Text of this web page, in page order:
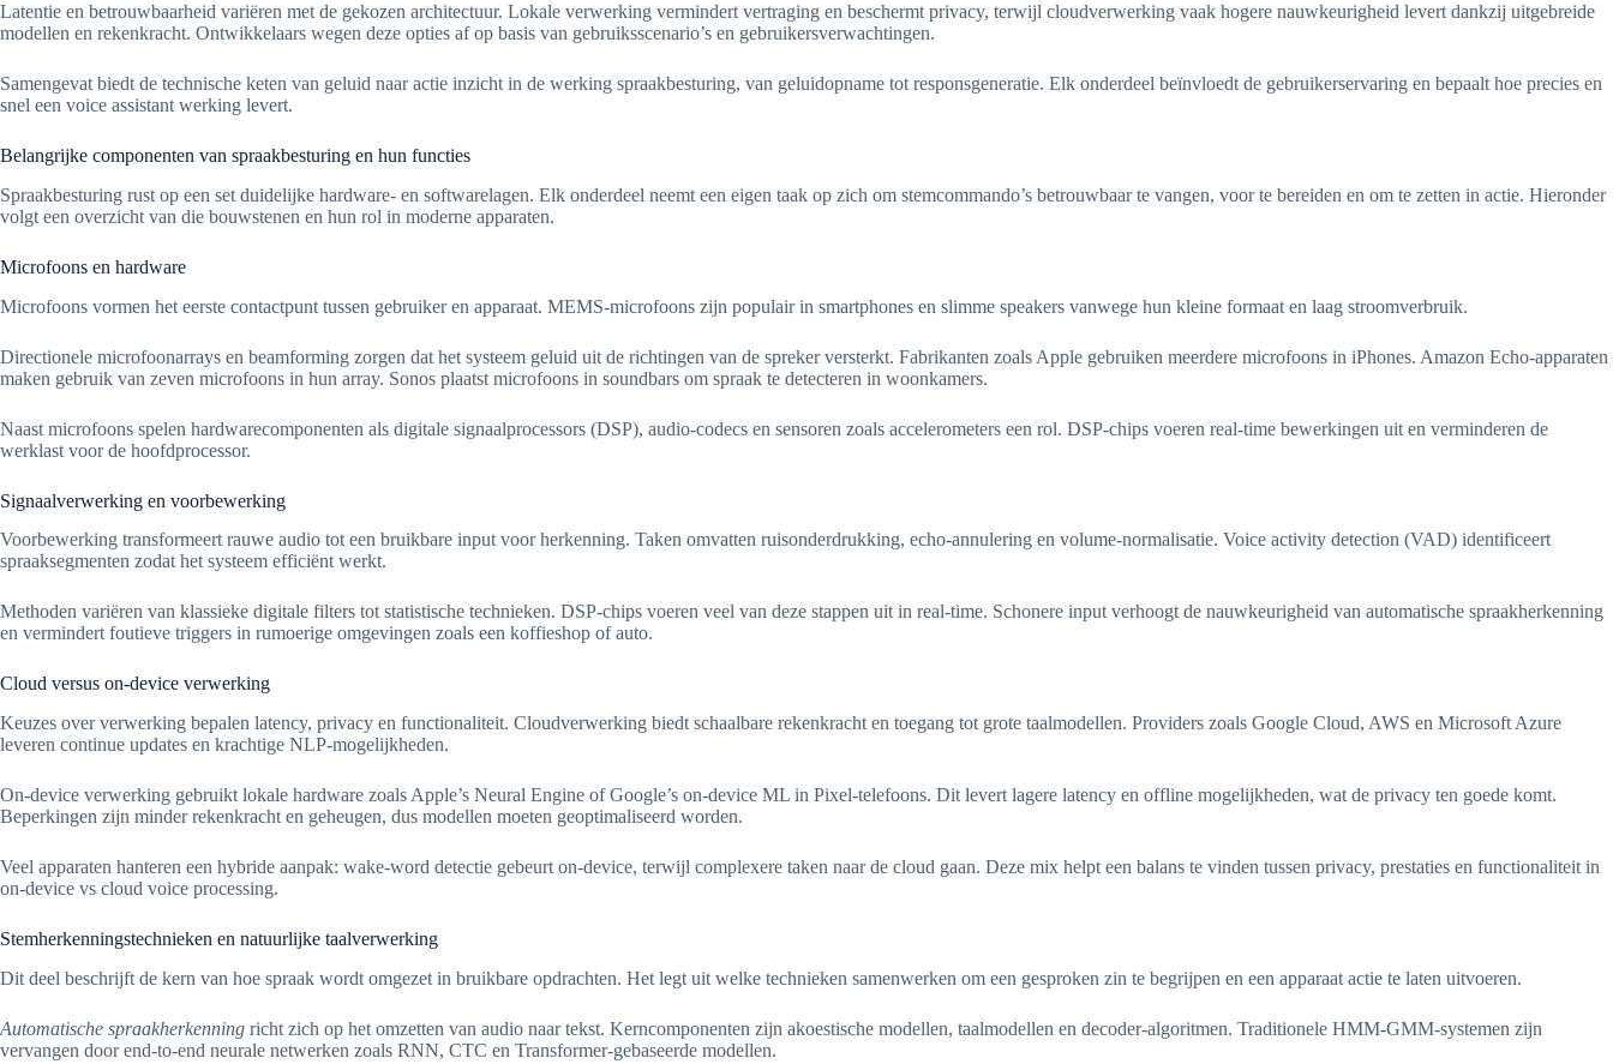
Latentie en betrouwbaarheid variëren met de gekozen architectuur. Lokale verwerking vermindert vertraging en beschermt privacy, terwijl cloudverwerking vaak hogere nauwkeurigheid levert dankzij uitgebreide
modellen en rekenkracht. Ontwikkelaars wegen deze opties af op basis van gebruiksscenario’s en gebruikersverwachtingen.
Samengevat biedt de technische keten van geluid naar actie inzicht in de werking spraakbesturing, van geluidopname tot responsgeneratie. Elk onderdeel beïnvloedt de gebruikerservaring en bepaalt hoe precies en
snel een voice assistant werking levert.
Belangrijke componenten van spraakbesturing en hun functies
Spraakbesturing rust op een set duidelijke hardware- en softwarelagen. Elk onderdeel neemt een eigen taak op zich om stemcommando’s betrouwbaar te vangen, voor te bereiden en om te zetten in actie. Hieronder
volgt een overzicht van die bouwstenen en hun rol in moderne apparaten.
Microfoons en hardware
Microfoons vormen het eerste contactpunt tussen gebruiker en apparaat. MEMS-microfoons zijn populair in smartphones en slimme speakers vanwege hun kleine formaat en laag stroomverbruik.
Directionele microfoonarrays en beamforming zorgen dat het systeem geluid uit de richtingen van de spreker versterkt. Fabrikanten zoals Apple gebruiken meerdere microfoons in iPhones. Amazon Echo-apparaten
maken gebruik van zeven microfoons in hun array. Sonos plaatst microfoons in soundbars om spraak te detecteren in woonkamers.
Naast microfoons spelen hardwarecomponenten als digitale signaalprocessors (DSP), audio-codecs en sensoren zoals accelerometers een rol. DSP-chips voeren real-time bewerkingen uit en verminderen de
werklast voor de hoofdprocessor.
Signaalverwerking en voorbewerking
Voorbewerking transformeert rauwe audio tot een bruikbare input voor herkenning. Taken omvatten ruisonderdrukking, echo-annulering en volume-normalisatie. Voice activity detection (VAD) identificeert
spraaksegmenten zodat het systeem efficiënt werkt.
Methoden variëren van klassieke digitale filters tot statistische technieken. DSP-chips voeren veel van deze stappen uit in real-time. Schonere input verhoogt de nauwkeurigheid van automatische spraakherkenning
en vermindert foutieve triggers in rumoerige omgevingen zoals een koffieshop of auto.
Cloud versus on-device verwerking
Keuzes over verwerking bepalen latency, privacy en functionaliteit. Cloudverwerking biedt schaalbare rekenkracht en toegang tot grote taalmodellen. Providers zoals Google Cloud, AWS en Microsoft Azure
leveren continue updates en krachtige NLP-mogelijkheden.
On-device verwerking gebruikt lokale hardware zoals Apple’s Neural Engine of Google’s on-device ML in Pixel-telefoons. Dit levert lagere latency en offline mogelijkheden, wat de privacy ten goede komt.
Beperkingen zijn minder rekenkracht en geheugen, dus modellen moeten geoptimaliseerd worden.
Veel apparaten hanteren een hybride aanpak: wake-word detectie gebeurt on-device, terwijl complexere taken naar de cloud gaan. Deze mix helpt een balans te vinden tussen privacy, prestaties en functionaliteit in
on-device vs cloud voice processing.
Stemherkenningstechnieken en natuurlijke taalverwerking
Dit deel beschrijft de kern van hoe spraak wordt omgezet in bruikbare opdrachten. Het legt uit welke technieken samenwerken om een gesproken zin te begrijpen en een apparaat actie te laten uitvoeren.
Automatische spraakherkenning richt zich op het omzetten van audio naar tekst. Kerncomponenten zijn akoestische modellen, taalmodellen en decoder-algoritmen. Traditionele HMM-GMM-systemen zijn
vervangen door end-to-end neurale netwerken zoals RNN, CTC en Transformer-gebaseerde modellen.